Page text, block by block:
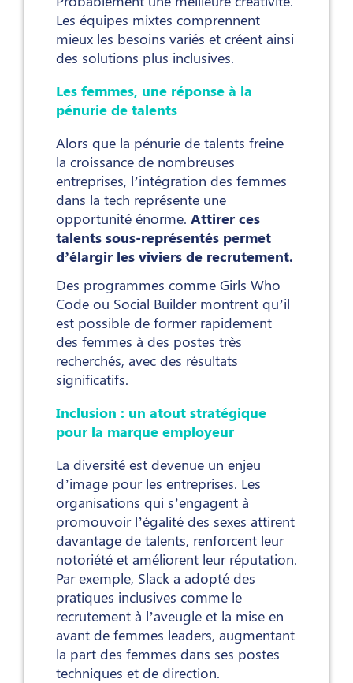
Les équipes mixtes comprennent
mieux les besoins variés et créent ainsi
des solutions plus inclusives.
Les femmes, une réponse à la
pénurie de talents
Alors que la pénurie de talents freine
la croissance de nombreuses
entreprises, l’intégration des femmes
dans la tech représente une
opportunité énorme. Attirer ces
talents sous-représentés permet
d’élargir les viviers de recrutement.
Des programmes comme Girls Who
Code ou Social Builder montrent qu’il
est possible de former rapidement
des femmes à des postes très
recherchés, avec des résultats
significatifs.
Inclusion : un atout stratégique
pour la marque employeur
La diversité est devenue un enjeu
d’image pour les entreprises. Les
organisations qui s’engagent à
promouvoir l’égalité des sexes attirent
davantage de talents, renforcent leur
notoriété et améliorent leur réputation.
Par exemple, Slack a adopté des
pratiques inclusives comme le
recrutement à l’aveugle et la mise en
avant de femmes leaders, augmentant
la part des femmes dans ses postes
techniques et de direction.